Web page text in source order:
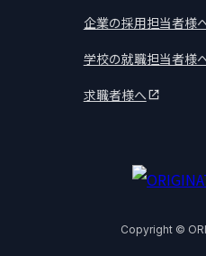
企業の採用担当者様
学校の就職担当者様
求職者様へ
Copyright ©